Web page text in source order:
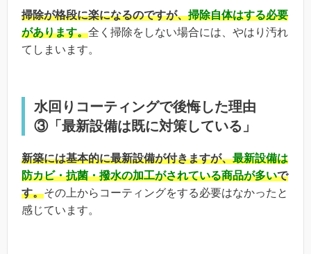
掃除が格段に楽になるのですが、掃除自体はする必要
があります。全く掃除をしない場合には、やはり汚れ
てしまいます。
水回りコーティングで後悔した理由
③「最新設備は既に対策している」
新築には基本的に最新設備が付きますが、最新設備は
防カビ・抗菌・撥水の加工がされている商品が多いで
す。その上からコーティングをする必要はなかったと
感じています。